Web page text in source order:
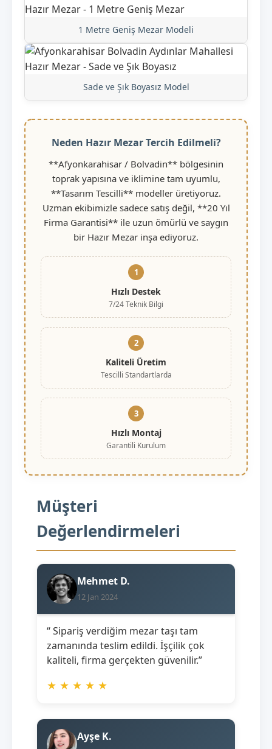
1 Metre Geniş Mezar Modeli
Sade ve Şık Boyasız Model
Neden Hazır Mezar Tercih Edilmeli?
**Afyonkarahisar / Bolvadin** bölgesinin
toprak yapısına ve iklimine tam uyumlu,
**Tasarım Tescilli** modeller üretiyoruz.
Uzman ekibimizle sadece satış değil, **20 Yıl
Firma Garantisi** ile uzun ömürlü ve saygın
bir Hazır Mezar inşa ediyoruz.
1
Hızlı Destek
7/24 Teknik Bilgi
2
Kaliteli Üretim
Tescilli Standartlarda
3
Hızlı Montaj
Garantili Kurulum
Müşteri
Değerlendirmeleri
Mehmet D.
12 Jan 2024
“ Sipariş verdiğim mezar taşı tam
zamanında teslim edildi. İşçilik çok
kaliteli, firma gerçekten güvenilir.”
★ ★ ★ ★ ★
Ayşe K.